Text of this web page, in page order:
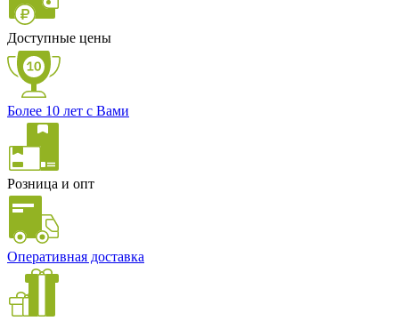
Доступные цены
Более 10 лет с Вами
Розница и опт
Оперативная доставка